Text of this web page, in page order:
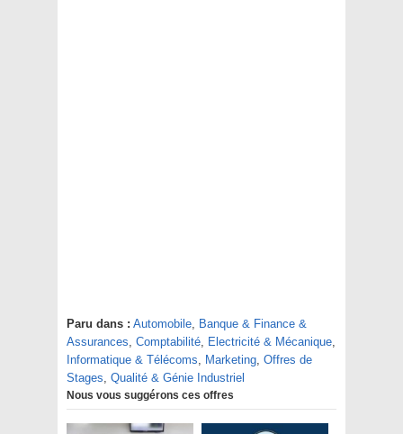
Paru dans : Automobile, Banque & Finance &
Assurances, Comptabilité, Electricité & Mécanique,
Informatique & Télécoms, Marketing, Offres de
Stages, Qualité & Génie Industriel
Nous vous suggérons ces offres